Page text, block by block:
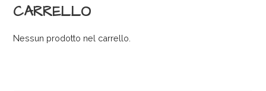
CARRELLO
Nessun prodotto nel carrello.